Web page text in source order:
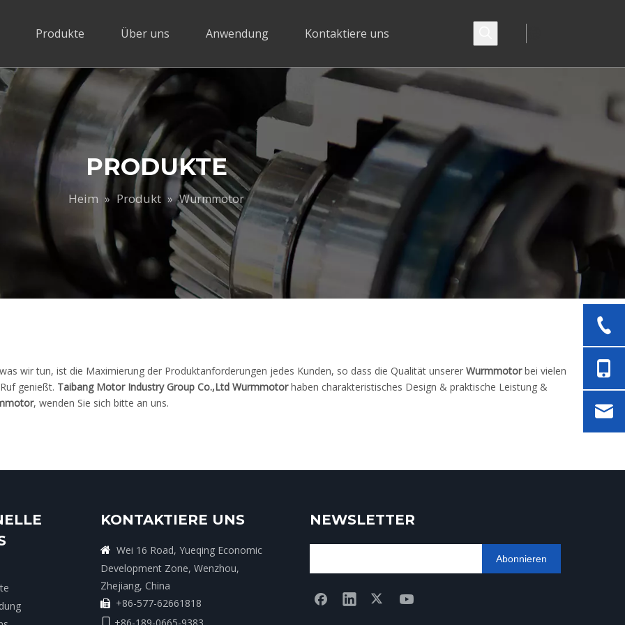
Produkte Über uns Anwendung Kontaktiere uns
PRODUKTE
Heim » Produkt » Wurmmotor
wir tun, ist die Maximierung der Produktanforderungen jedes Kunden, so dass die Qualität unserer Wurmmotorbei vielen
genießt. Taibang Motor Industry Group Co.,Ltd Wurmmotorhaben charakteristisches Design & praktische Leistung &
, wenden Sie sich bitte an uns.
KONTAKTIERE UNS
 Wei 16 Road, Yueqing Economic
Development Zone, Wenzhou,
Zhejiang, China
 +86-577-62661818
NEWSLETTER
Abonnieren